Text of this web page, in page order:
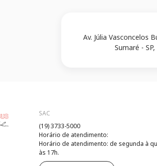
Av. Júlia Vasconcelos
Sumaré -
SAC
(19) 3733-5000
Horário de atendimento:
Horário de atendimento: de segunda à
às 17h.